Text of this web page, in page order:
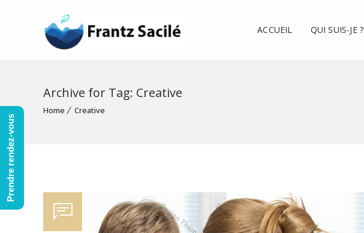
ACCUEIL QUI SUIS-JE ?
Archive for Tag: Creative
Home Creative
Prendre rendez-vous